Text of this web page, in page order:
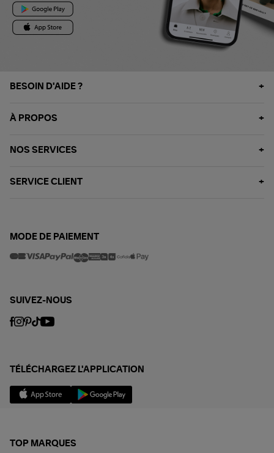
BESOIN D'AIDE ?
À PROPOS
NOS SERVICES
SERVICE CLIENT
MODE DE PAIEMENT
SUIVEZ-NOUS
TÉLÉCHARGEZ L'APPLICATION
TOP MARQUES